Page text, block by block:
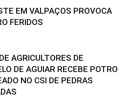
EM VALPAÇOS PROVOCA
FERIDOS
AGRICULTORES DE
DE AGUIAR RECEBE POTRO
NO CSI DE PEDRAS